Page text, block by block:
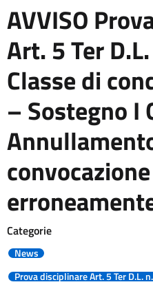
AVVISO
Art. 5 Ter
Classe di
– Sostegno I
Categorie
News
Prova disciplinare Art. 5 Ter D.L.